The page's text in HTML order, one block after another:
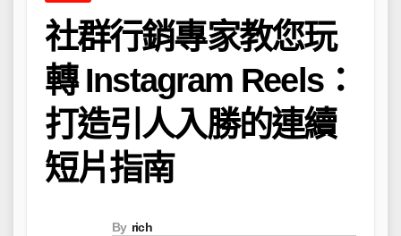
社群行銷專家教您玩
轉 Instagram Reels：
打造引人入勝的連續
短片指南
By rich